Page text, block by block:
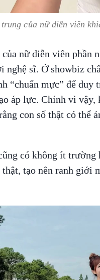
trung của nữ diễn viên
nữ diễn viên phần
nghệ sĩ. Ở showbiz
“chuẩn mực” để
áp lực. Chính vì
con số thật có thể
có không ít
tạo nên ranh giới